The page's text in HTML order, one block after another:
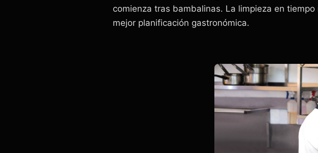
comienza tras bambalinas. La limpieza en
mejor planificación gastronómica.